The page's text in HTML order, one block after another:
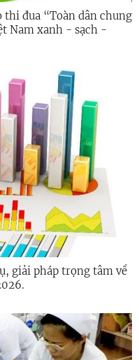
đua “Toàn dân chung
Nam xanh - sạch -
giải pháp trọng tâm về